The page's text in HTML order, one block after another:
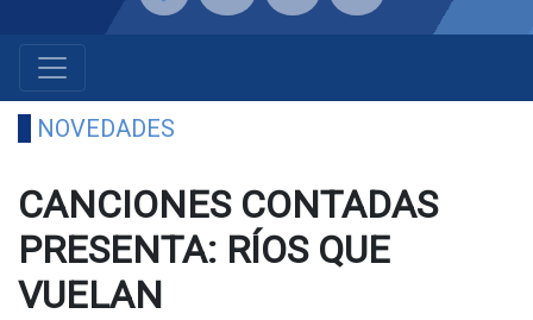
NOVEDADES
CANCIONES CONTADAS
PRESENTA: RÍOS QUE
VUELAN